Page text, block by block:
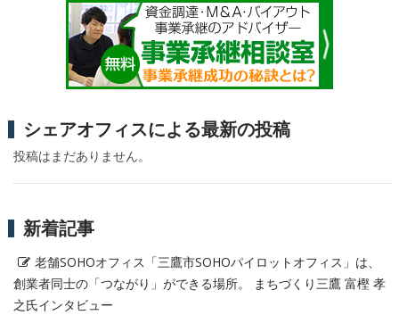
シェアオフィスによる最新の投稿
投稿はまだありません。
新着記事
老舗SOHOオフィス「三鷹市SOHOパイロットオフィス」は、
創業者同士の「つながり」ができる場所。 まちづくり三鷹 富樫 孝
之氏インタビュー